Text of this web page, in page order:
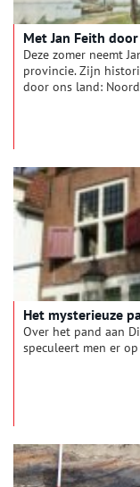
Met Jan Feith
Deze zomer neemt
provincie. Zijn
door ons land:
Het mysterieuze
Over het pand aan
speculeert men er